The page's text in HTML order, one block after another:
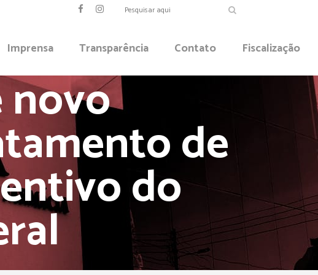
Imprensa Transparência Contato Fiscalização
novo
de
do